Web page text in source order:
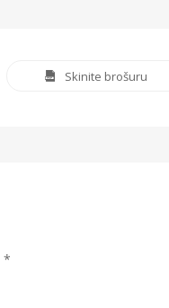
Skinite brošuru
*